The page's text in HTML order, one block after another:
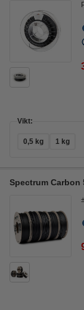
Vikt:
0,5 kg 1 kg
Spectrum Carbon